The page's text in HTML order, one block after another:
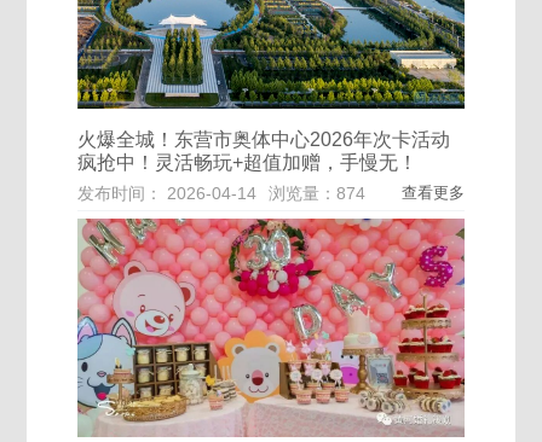
火爆全城！东营市奥体中心2026年次卡活动
疯抢中！灵活畅玩+超值加赠，手慢无！
发布时间： 2026-04-14 浏览量：874 查看更多